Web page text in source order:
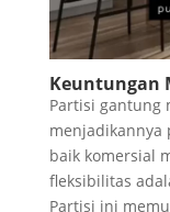
Keuntungan
Partisi gantung
menjadikannya
baik komersial
fleksibilitas
Partisi ini